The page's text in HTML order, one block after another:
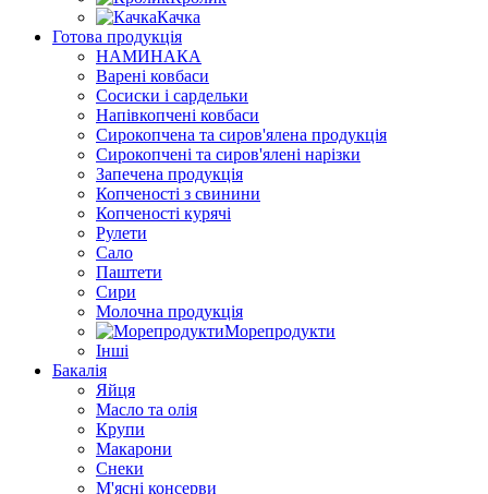
Качка
Готова продукція
НАМИНАКА
Варені ковбаси
Сосиски і сардельки
Напівкопчені ковбаси
Сирокопчена та сиров'ялена продукція
Сирокопчені та сиров'ялені нарізки
Запечена продукція
Копченості з свинини
Копченості курячі
Рулети
Сало
Паштети
Сири
Молочна продукція
Морепродукти
Інші
Бакалія
Яйця
Масло та олія
Крупи
Макарони
Снеки
М'ясні консерви